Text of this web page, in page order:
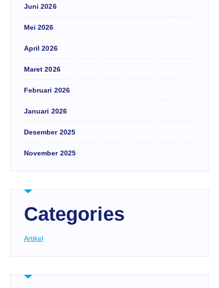
Juni 2026
Mei 2026
April 2026
Maret 2026
Februari 2026
Januari 2026
Desember 2025
November 2025
Categories
Artikel